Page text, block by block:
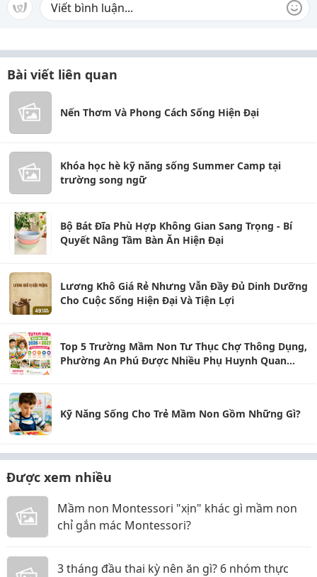
Bài viết liên quan
Nến Thơm Và Phong Cách Sống Hiện Đại
Khóa học hè kỹ năng sống Summer Camp tại
trường song ngữ
Bộ Bát Đĩa Phù Hợp Không Gian Sang Trọng - Bí
Quyết Nâng Tầm Bàn Ăn Hiện Đại
Lương Khô Giá Rẻ Nhưng Vẫn Đầy Đủ Dinh Dưỡng
Cho Cuộc Sống Hiện Đại Và Tiện Lợi
Top 5 Trường Mầm Non Tư Thục Chợ Thông Dụng,
Phường An Phú Được Nhiều Phụ Huynh Quan
Kỹ Năng Sống Cho Trẻ Mầm Non Gồm Những Gì?
Được xem nhiều
Mầm non Montessori "xịn" khác gì mầm non
chỉ gắn mác Montessori?
3 tháng đầu thai kỳ nên ăn gì? 6 nhóm thực